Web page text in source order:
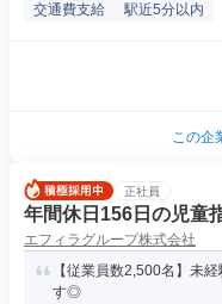
交通費支給 駅近5分以内
この企
正社員
年間休日156日の児童
エフィラグループ株式会社
【従業員数2,500名】未
す◎